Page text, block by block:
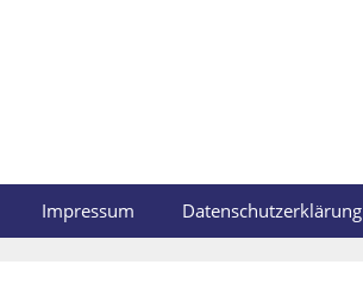
Impressum Datenschutzerklärung